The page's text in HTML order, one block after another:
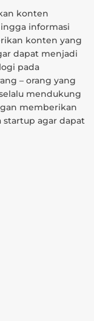
konten
informasi
konten yang
dapat menjadi
pada
– orang yang
mendukung
memberikan
startup agar dapat